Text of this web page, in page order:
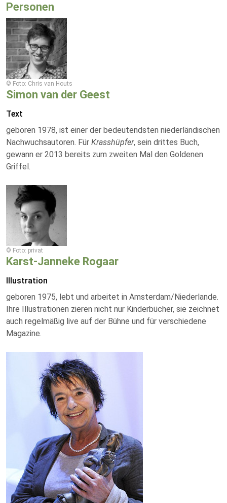
Personen
© Foto: Chris van Houts
Simon van der Geest
Text
geboren 1978, ist einer der bedeutendsten niederländischen
Nachwuchsautoren. Für Krasshüpfer, sein drittes Buch,
gewann er 2013 bereits zum zweiten Mal den Goldenen
Griffel.
© Foto: privat
Karst-Janneke Rogaar
Illustration
geboren 1975, lebt und arbeitet in Amsterdam/Niederlande.
Ihre Illustrationen zieren nicht nur Kinderbücher, sie zeichnet
auch regelmäßig live auf der Bühne und für verschiedene
Magazine.